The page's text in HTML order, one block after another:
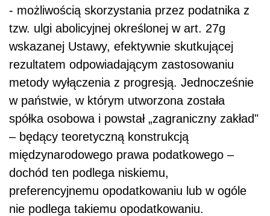
- możliwością skorzystania przez podatnika z
tzw. ulgi abolicyjnej określonej w art. 27g
wskazanej Ustawy, efektywnie skutkującej
rezultatem odpowiadającym zastosowaniu
metody wyłączenia z progresją. Jednocześnie
w państwie, w którym utworzona została
spółka osobowa i powstał „zagraniczny zakład"
– będący teoretyczną konstrukcją
międzynarodowego prawa podatkowego –
dochód ten podlega niskiemu,
preferencyjnemu opodatkowaniu lub w ogóle
nie podlega takiemu opodatkowaniu.